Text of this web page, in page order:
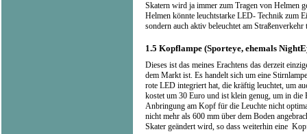
Skatern wird ja immer zum Tragen von Helmen
Helmen könnte leuchtstarke LED- Technik zum
sondern auch aktiv beleuchtet am Straßenverkehr
1.5 Kopflampe (Sporteye, ehemals
Dieses ist das meines Erachtens das derzeit
dem Markt ist. Es handelt sich um eine
rote LED integriert hat, die kräftig leuchtet, um
kostet um 30 Euro und ist klein genug, um in
Anbringung am Kopf für die Leuchte nicht
nicht mehr als 600 mm über dem Boden
Skater geändert wird, so dass weiterhin eine